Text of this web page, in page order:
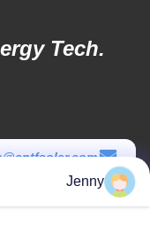
Tech.
Jenny